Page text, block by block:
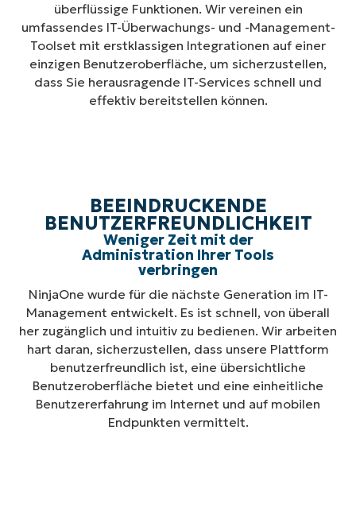
überflüssige Funktionen. Wir vereinen ein
umfassendes IT-Überwachungs- und -Management-
Toolset mit erstklassigen Integrationen auf einer
einzigen Benutzeroberfläche, um sicherzustellen,
dass Sie herausragende IT-Services schnell und
effektiv bereitstellen können.
BEEINDRUCKENDE
BENUTZERFREUNDLICHKEIT
Weniger Zeit mit der
Administration Ihrer Tools
verbringen
NinjaOne wurde für die nächste Generation im IT-
Management entwickelt. Es ist schnell, von überall
her zugänglich und intuitiv zu bedienen. Wir arbeiten
hart daran, sicherzustellen, dass unsere Plattform
benutzerfreundlich ist, eine übersichtliche
Benutzeroberfläche bietet und eine einheitliche
Benutzererfahrung im Internet und auf mobilen
Endpunkten vermittelt.